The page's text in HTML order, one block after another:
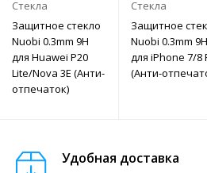
Стекла
Защитное стекло
Nuobi 0.3mm 9H
для Huawei P20
Lite/Nova 3E (Анти-
отпечаток)
Стекла
Защитное
Nuobi 0.3mm 9H
для iPhone 7/8
(Анти-
Удобная доставка